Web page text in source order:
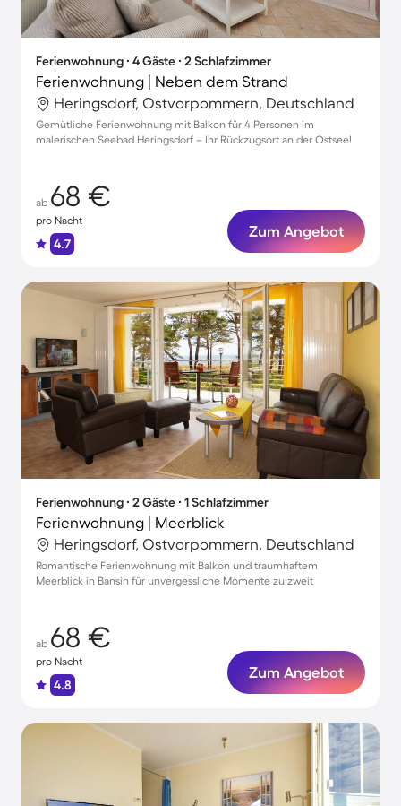
Ferienwohnung ∙ 4 Gäste ∙ 2 Schlafzimmer
Ferienwohnung | Neben dem Strand
Heringsdorf, Ostvorpommern, Deutschland
Gemütliche Ferienwohnung mit Balkon für 4 Personen im
malerischen Seebad Heringsdorf – Ihr Rückzugsort an der Ostsee!
ab 68 €
pro Nacht
4.7
Zum Angebot
Ferienwohnung ∙ 2 Gäste ∙ 1 Schlafzimmer
Ferienwohnung | Meerblick
Heringsdorf, Ostvorpommern, Deutschland
Romantische Ferienwohnung mit Balkon und traumhaftem
Meerblick in Bansin für unvergessliche Momente zu zweit
ab 68 €
pro Nacht
4.8
Zum Angebot